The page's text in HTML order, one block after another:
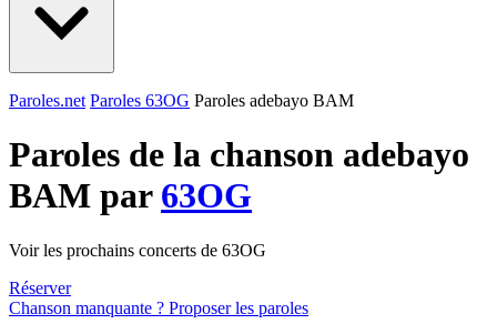
Paroles.net Paroles 63OG Paroles adebayo BAM
Paroles de la chanson adebayo
BAM par 63OG
Voir les prochains concerts de 63OG
Réserver
Chanson manquante ? Proposer les paroles